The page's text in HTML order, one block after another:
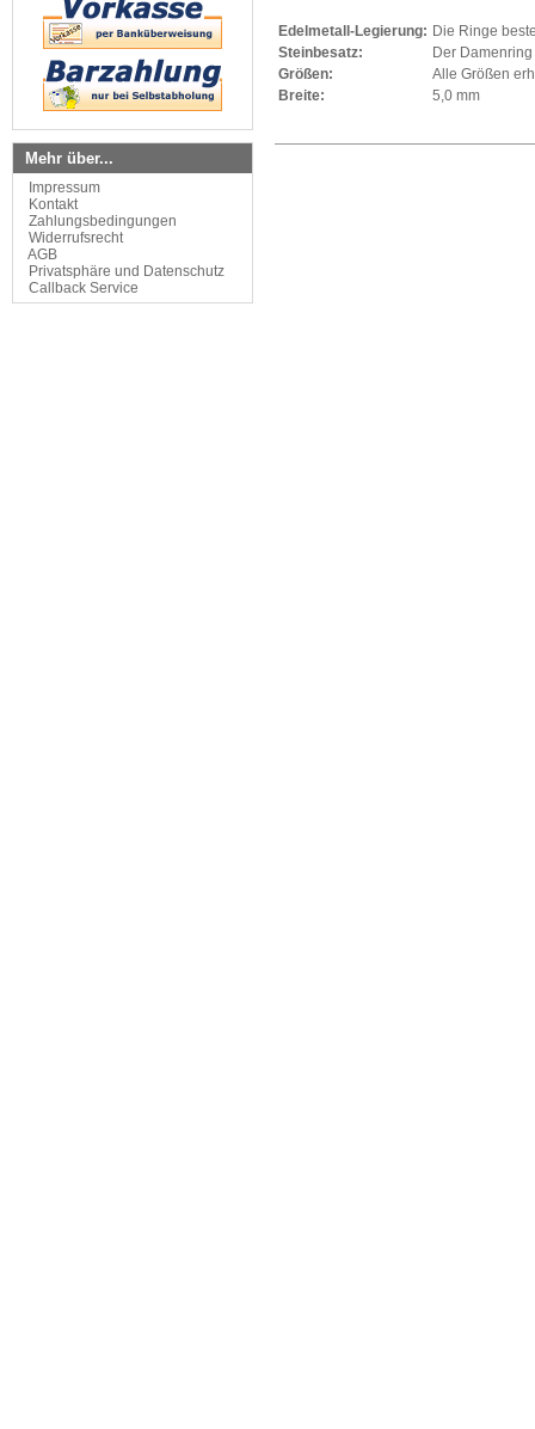
Edelmetall-Legierung: Die Ringe
Steinbesatz:
Der
Größen:
Alle Größen
Breite:
5,0 mm
Mehr über...
Impressum
Kontakt
Zahlungsbedingungen
Widerrufsrecht
AGB
Privatsphäre und Datenschutz
Callback Service